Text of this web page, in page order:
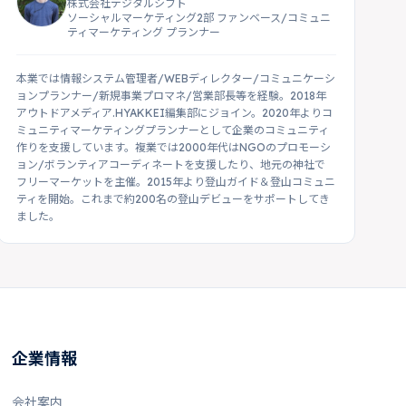
株式会社デジタルシフト
ソーシャルマーケティング2部 ファンベース/コミュニ
ティマーケティング プランナー
本業では情報システム管理者/WEBディレクター/コミュニケーシ
ョンプランナー/新規事業プロマネ/営業部長等を経験。2018年
アウトドアメディア.HYAKKEI編集部にジョイン。2020年よりコ
ミュニティマーケティングプランナーとして企業のコミュニティ
作りを支援しています。複業では2000年代はNGOのプロモーシ
ョン/ボランティアコーディネートを支援したり、地元の神社で
フリーマーケットを主催。2015年より登山ガイド＆登山コミュニ
ティを開始。これまで約200名の登山デビューをサポートしてき
ました。
企業情報
会社案内